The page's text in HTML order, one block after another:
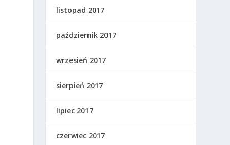
listopad 2017
październik 2017
wrzesień 2017
sierpień 2017
lipiec 2017
czerwiec 2017